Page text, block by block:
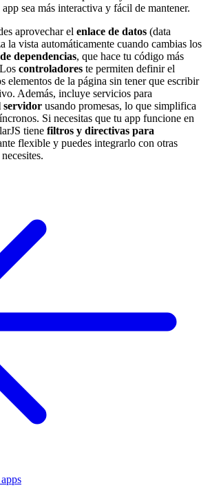
sea más interactiva y fácil de mantener.
aprovechar el enlace de datos (data
la vista automáticamente cuando cambias los
dependencias, que hace tu código más
controladores te permiten definir el
elementos de la página sin tener que escribir
Además, incluye servicios para
servidor usando promesas, lo que simplifica
Si necesitas que tu app funcione en
tiene filtros y directivas para
flexible y puedes integrarlo con otras